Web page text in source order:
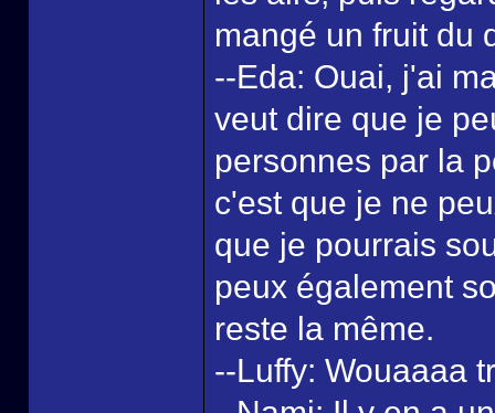
mangé un fruit du
--Eda: Ouai, j'ai
veut dire que je
personnes par la
c'est que je ne
que je pourrais
peux également
reste la même.
--Luffy: Wouaaaa